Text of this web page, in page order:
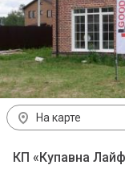
На карте
КП «Купавна